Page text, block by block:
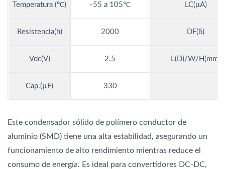
Temperatura (℃) -55 a 105℃ LC(μA)
Resistencia(h) 2000 DF(δ)
Vdc(V) 2.5 L(D)/W/H(mm)
Cap.(µF) 330
Este condensador sólido de polímero conductor de
aluminio (SMD) tiene una alta estabilidad, asegurando un
funcionamiento de alto rendimiento mientras reduce el
consumo de energía. Es ideal para convertidores DC-DC,